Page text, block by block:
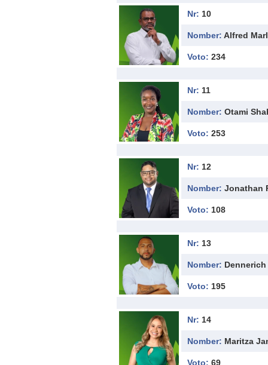
Nr: 10
Nomber: Alfred
Voto: 234
Nr: 11
Nomber: Otami
Voto: 253
Nr: 12
Nomber: Jonathan
Voto: 108
Nr: 13
Nomber:
Voto: 195
Nr: 14
Nomber: Maritza
Voto: 69